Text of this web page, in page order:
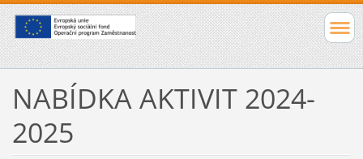
NABÍDKA AKTIVIT 2024-
2025